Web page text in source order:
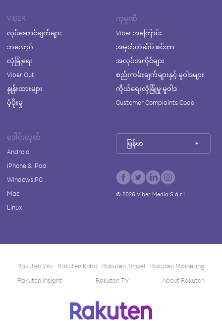
VIBER
လုပ်ဆောင်ချက်များ
ဘလော့ဂ်
လုံခြုံရေး
Viber Out
နှုန်းထားများ
ပံ့ပိုးမှု
ကုမ္ပဏီ
Viber အကြောင်း
အမှတ်တံဆိပ် စင်တာ
အလုပ်အကိုင်များ
စည်းကမ်းချက်များနှင့် မူဝါဒများ
ကိုယ်ရေးလုံခြုံမှု မူဝါဒ
Customer Complaints Code
ဒေါင်းလုတ်
Android
iPhone & iPad
Windows PC
Mac
Linux
မြန်မာ
© 2026Viber Media S.à r.l.
Rakuten Viki Rakuten Kobo Rakuten Travel
Rakuten Marketing
Rakuten Insight
Rakuten TV About Rakuten